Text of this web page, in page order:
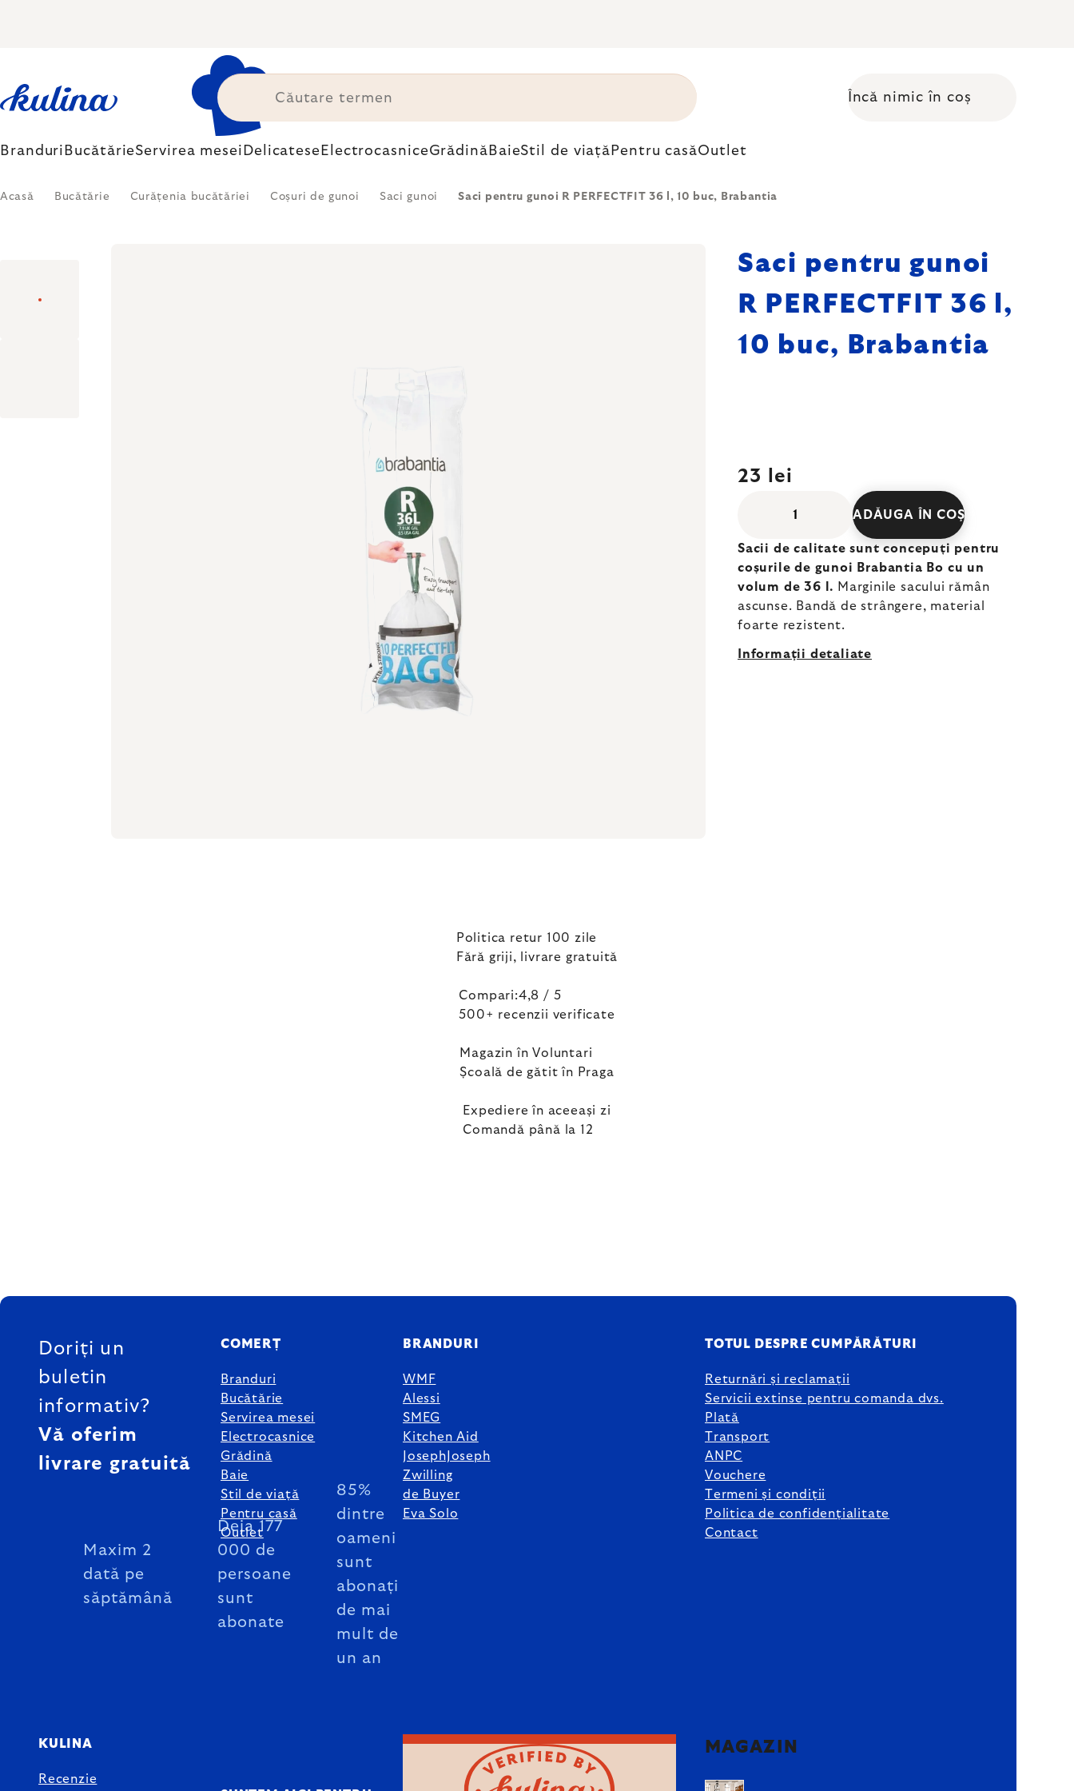
Coş de cumpărături
Încă nimic în coș
Branduri BucătărieServirea mesei Delicatese ElectrocasniceGrădină BaieStil de viață Pentru casăOutlet
Acasă Bucătărie Curățenia bucătăriei Coșuri de gunoi Saci gunoi Saci pentru gunoi R PERFECTFIT 36 l, 10 buc, Brabantia
Saci pentru gunoi
R PERFECTFIT 36 l,
10 buc, Brabantia
23 lei
ADĂUGA ÎN COŞ
Sacii de calitate sunt concepuți pentru
coșurile de gunoi Brabantia Bo cu un
volum de 36 l. Marginile sacului rămân
ascunse. Bandă de strângere, material
foarte rezistent.
Informaţii detaliate
Politica retur 100 zile
Fără griji, livrare gratuită
Compari:4,8 / 5
500+ recenzii verificate
Magazin în Voluntari
Școală de gătit în Praga
Expediere în aceeași zi
Comandă până la 12
SUBSOL
Doriți un
buletin
informativ?
Vă oferim
livrare gratuită
Maxim 2
dată pe
săptămână
Deja 177
000 de
persoane
sunt
abonate
85%
dintre
oameni
sunt
abonați
de mai
mult de
un an
COMERȚ
Branduri
Bucătărie
Servirea mesei
Electrocasnice
Grădină
Baie
Stil de viață
Pentru casă
Outlet
BRANDURI
WMF
Alessi
SMEG
Kitchen Aid
JosephJoseph
Zwilling
de Buyer
Eva Solo
TOTUL DESPRE CUMPĂRĂTURI
Returnări și reclamații
Servicii extinse pentru comanda dvs.
Plată
Transport
ANPC
Vouchere
Termeni și condiții
Politica de confidențialitate
Contact
KULINA
Recenzie
MAGAZIN